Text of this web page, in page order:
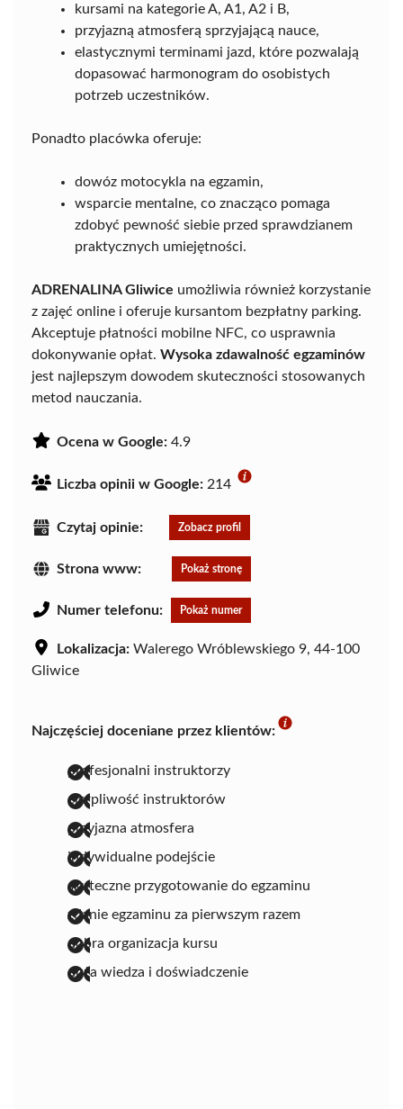
kursami na kategorie A, A1, A2 i B,
przyjazną atmosferą sprzyjającą nauce,
elastycznymi terminami jazd, które pozwalają
dopasować harmonogram do osobistych
potrzeb uczestników.
Ponadto placówka oferuje:
dowóz motocykla na egzamin,
wsparcie mentalne, co znacząco pomaga
zdobyć pewność siebie przed sprawdzianem
praktycznych umiejętności.
ADRENALINA Gliwice umożliwia również korzystanie
z zajęć online i oferuje kursantom bezpłatny parking.
Akceptuje płatności mobilne NFC, co usprawnia
dokonywanie opłat. Wysoka zdawalność egzaminów
jest najlepszym dowodem skuteczności stosowanych
metod nauczania.
Ocena w Google: 4.9
Liczba opinii w Google: 214
Czytaj opinie: Zobacz profil
Strona www: Pokaż stronę
Numer telefonu: Pokaż numer
Lokalizacja: Walerego Wróblewskiego 9, 44-100
Gliwice
Najczęściej doceniane przez klientów:
profesjonalni instruktorzy
cierpliwość instruktorów
przyjazna atmosfera
indywidualne podejście
skuteczne przygotowanie do egzaminu
zdanie egzaminu za pierwszym razem
dobra organizacja kursu
duża wiedza i doświadczenie